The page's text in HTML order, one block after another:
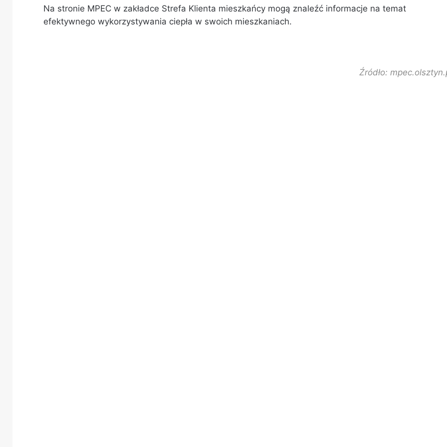
Na stronie MPEC w zakładce Strefa Klienta mieszkańcy mogą znaleźć informacje na temat
efektywnego wykorzystywania ciepła w swoich mieszkaniach.
Źródło: